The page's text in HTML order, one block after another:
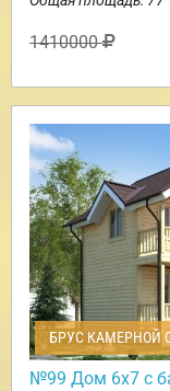
1410000
БРУС КАМЕРНОЙ
№99 Дом 6х7 с